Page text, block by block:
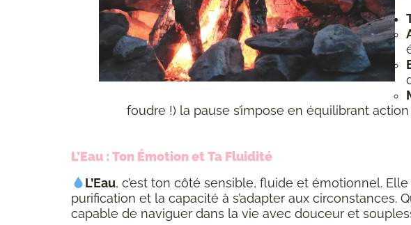
foudre !) la pause s’impose en équilibrant
L’Eau : Ton Émotion et Ta Fluidité
L’Eau, c’est ton côté sensible, fluide et émotionnel.
purification et la capacité à s’adapter aux
capable de naviguer dans la vie avec douceur et